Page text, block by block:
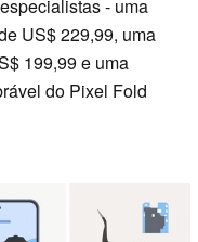
- uma
US$ 229,99, uma
199,99 e uma
do Pixel Fold